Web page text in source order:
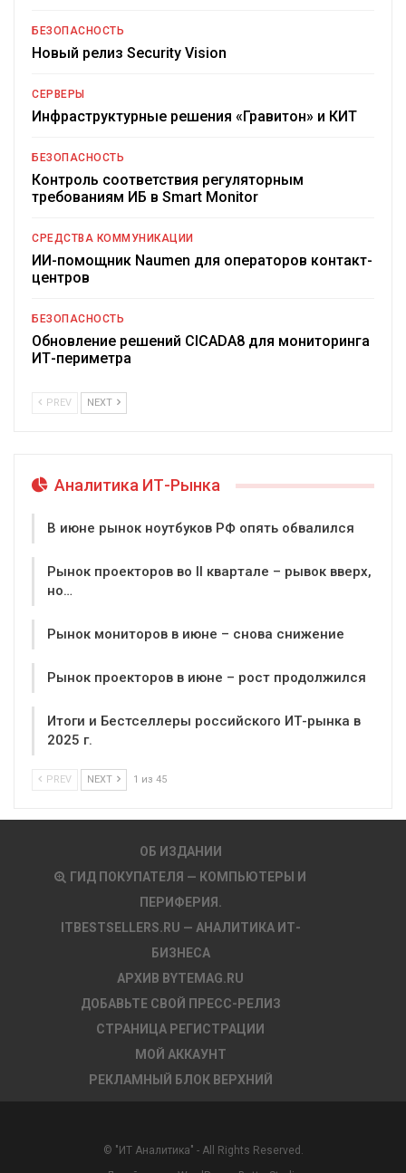
БЕЗОПАСНОСТЬ
Новый релиз Security Vision
СЕРВЕРЫ
Инфраструктурные решения «Гравитон» и КИТ
БЕЗОПАСНОСТЬ
Контроль соответствия регуляторным
требованиям ИБ в Smart Monitor
СРЕДСТВА КОММУНИКАЦИИ
ИИ-помощник Naumen для операторов контакт-
центров
БЕЗОПАСНОСТЬ
Обновление решений CICADA8 для мониторинга
ИТ-периметра
PREV NEXT
Аналитика ИТ-Рынка
В июне рынок ноутбуков РФ опять обвалился
Рынок проекторов во II квартале – рывок вверх,
но…
Рынок мониторов в июне – снова снижение
Рынок проекторов в июне – рост продолжился
Итоги и Бестселлеры российского ИТ-рынка в
2025 г.
PREV NEXT 1 из 45
ОБ ИЗДАНИИ
ГИД ПОКУПАТЕЛЯ — КОМПЬЮТЕРЫ И
ПЕРИФЕРИЯ.
ITBESTSELLERS.RU — АНАЛИТИКА ИТ-
БИЗНЕСА
АРХИВ BYTEMAG.RU
ДОБАВЬТЕ СВОЙ ПРЕСС-РЕЛИЗ
СТРАНИЦА РЕГИСТРАЦИИ
МОЙ АККАУНТ
РЕКЛАМНЫЙ БЛОК ВЕРХНИЙ
© "ИТ Аналитика" - All Rights Reserved.